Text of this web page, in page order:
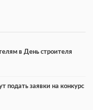
в День строителя
подать заявки на конкурс